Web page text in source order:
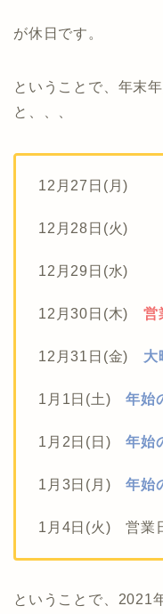
が休日です。
ということで、年末
と、、、
12月27日(月)
12月28日(火)
12月29日(水)
12月30日(木)営
12月31日(金) 大
1月1日(土)年始
1月2日(日)年始
1月3日(月)年始
1月4日(火) 営業
ということで、2021